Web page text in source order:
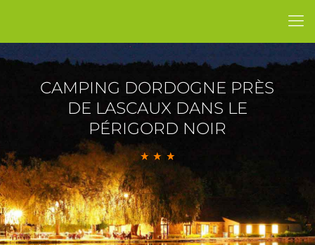
CAMPING DORDOGNE PRÈS
DE LASCAUX DANS LE
PÉRIGORD NOIR